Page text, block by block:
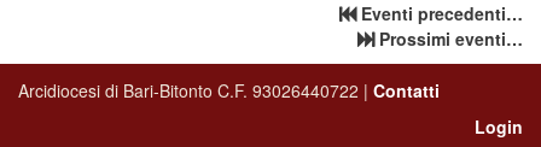
Eventi precedenti…
Prossimi eventi…
Arcidiocesi di Bari-Bitonto C.F. 93026440722 | Contatti
Login